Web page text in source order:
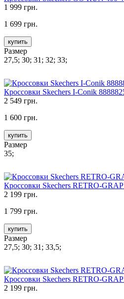
1 999 грн.
1 699 грн.
купить
Размер
27,5; 30; 31; 32; 33;
Кроссовки Skechers I-Conik
2 549 грн.
1 600 грн.
купить
Размер
35;
Кроссовки Skechers RETRO-
2 199 грн.
1 799 грн.
купить
Размер
27,5; 30; 31; 33,5;
Кроссовки Skechers RETRO-
2 199 грн.